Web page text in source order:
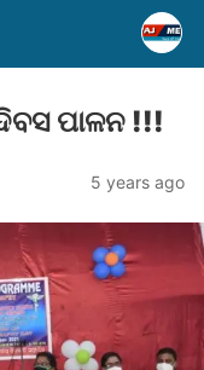
ପାଳନ !!!
5 years ago